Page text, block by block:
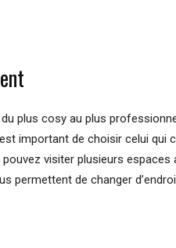
du plus cosy au plus
important de choisir celui qui
visiter plusieurs espaces
permettent de changer